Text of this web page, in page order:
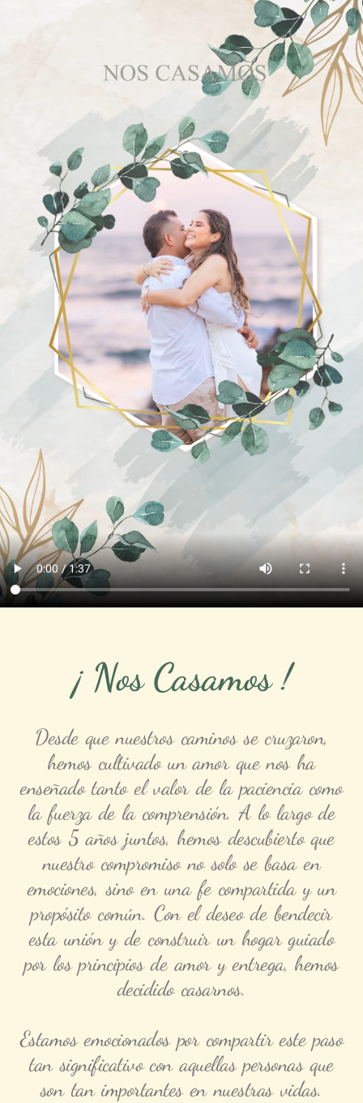
¡ Nos Casamos !
Desde que nuestros caminos se cruzaron,
hemos cultivado un amor que nos ha
enseñado tanto el valor de la paciencia como
la fuerza de la comprensión. A lo largo de
estos 5 años juntos, hemos descubierto que
nuestro compromiso no solo se basa en
emociones, sino en una fe compartida y un
propósito común. Con el deseo de bendecir
esta unión y de construir un hogar guiado
por los principios de amor y entrega, hemos
decidido casarnos.
Estamos emocionados por compartir este paso
tan significativo con aquellas personas que
son tan importantes en nuestras vidas.